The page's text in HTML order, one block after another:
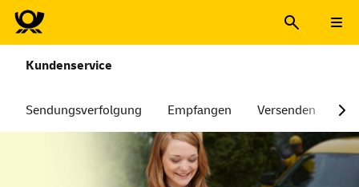
Kundenservice
Sendungsverfolgung Empfangen Versenden